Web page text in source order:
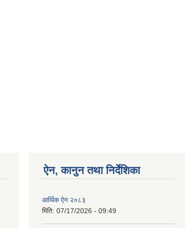
ऐन, कानुन तथा निर्देशिका
आर्थिक ऐन २०८३
मिति: 07/17/2026 - 09:49